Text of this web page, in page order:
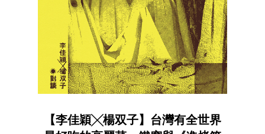
【李佳穎╳楊双子】台灣有全世界